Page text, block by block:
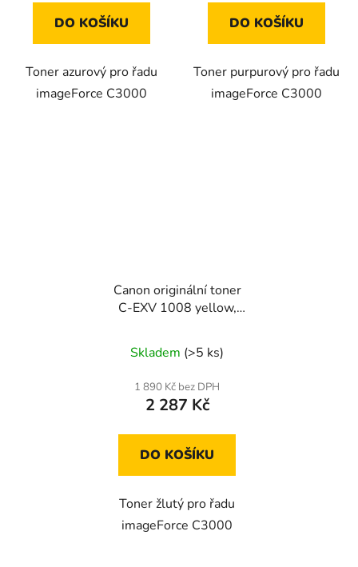
DO KOŠÍKU
Toner azurový pro řadu
imageForce C3000
DO KOŠÍKU
Toner purpurový pro řadu
imageForce C3000
Canon originální toner
C-EXV 1008 yellow,
Skladem (>5 ks)
1 890 Kč bez DPH
2 287 Kč
DO KOŠÍKU
Toner žlutý pro řadu
imageForce C3000